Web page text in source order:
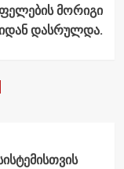
მორიგი
დასრულდა.